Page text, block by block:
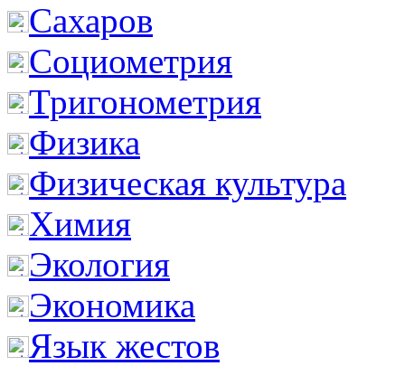
Сахаров
Социометрия
Тригонометрия
Физика
Физическая культура
Химия
Экология
Экономика
Язык жестов